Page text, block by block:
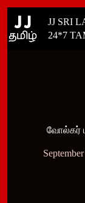
content
JJ SRI
24*7
வோல்கர்